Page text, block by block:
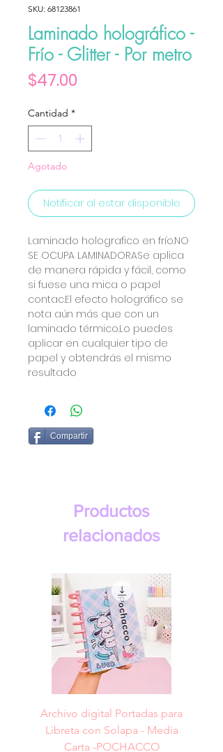
SKU: 68123861
Laminado holográfico -
Frío - Glitter - Por metro
$47.00
Cantidad *
Agotado
Notificar al estar disponible
Laminado holografico en frío.NO
SE OCUPA LAMINADORASe aplica
de manera rápida y fácil, como
si fuese una mica o papel
contac.El efecto holográfico se
nota aún más que con un
laminado térmico.Lo puedes
aplicar en cualquier tipo de
papel y obtendrás el mismo
resultado
Compartir
Productos
relacionados
Archivo digital Portadas para
Libreta con Solapa - Media
Carta -POCHACCO